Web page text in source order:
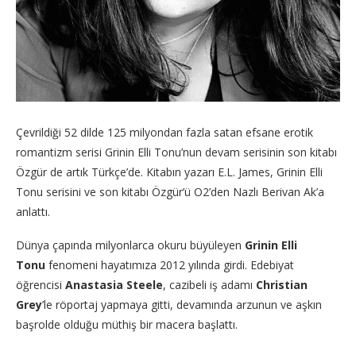
Çevrildiği 52 dilde 125 milyondan fazla satan efsane erotik
romantizm serisi Grinin Elli Tonu’nun devam serisinin son kitabı
Özgür de artık Türkçe’de. Kitabın yazarı E.L. James, Grinin Elli
Tonu serisini ve son kitabı Özgür’ü O2’den Nazlı Berivan Ak’a
anlattı.
Dünya çapında milyonlarca okuru büyüleyen Grinin Elli
Tonu fenomeni hayatımıza 2012 yılında girdi. Edebiyat
öğrencisi Anastasia Steele, cazibeli iş adamı Christian
Grey’le röportaj yapmaya gitti, devamında arzunun ve aşkın
başrolde olduğu müthiş bir macera başlattı.